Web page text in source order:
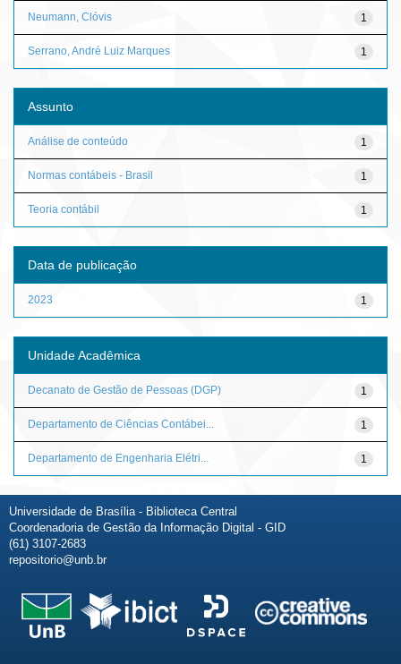
1
Neumann, Clóvis
1
Serrano, André Luiz Marques
Assunto
1
Análise de conteúdo
1
Normas contábeis - Brasil
1
Teoria contábil
Data de publicação
1
2023
Unidade Acadêmica
1
Decanato de Gestão de Pessoas (DGP)
1
Departamento de Ciências Contábei...
1
Departamento de Engenharia Elétri...
Universidade de Brasília - Biblioteca Central
Coordenadoria de Gestão da Informação Digital - GID
(61) 3107-2683
repositorio@unb.br